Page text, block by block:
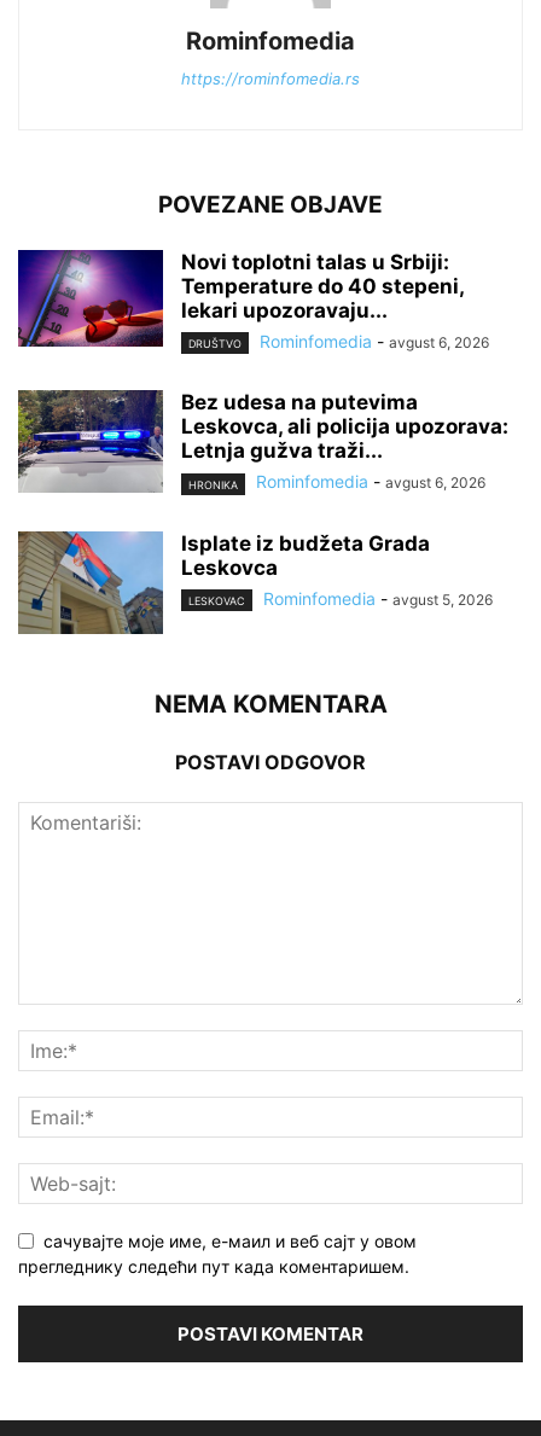
Rominfomedia
https://rominfomedia.rs
POVEZANE OBJAVE
Novi toplotni talas u Srbiji:
Temperature do 40 stepeni,
lekari upozoravaju...
DRUŠTVO Rominfomedia - avgust 6, 2026
Bez udesa na putevima
Leskovca, ali policija upozorava:
Letnja gužva traži...
HRONIKA Rominfomedia - avgust 6, 2026
Isplate iz budžeta Grada
Leskovca
LESKOVAC Rominfomedia - avgust 5, 2026
NEMA KOMENTARA
POSTAVI ODGOVOR
сачувајте моје име, е-маил и веб сајт у овом
прегледнику следећи пут када коментаришем.